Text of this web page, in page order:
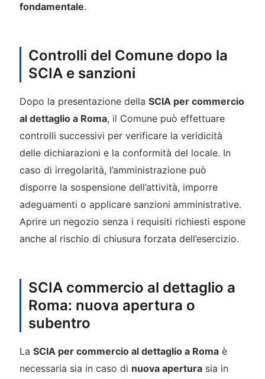
fondamentale.
Controlli del Comune dopo la
SCIA e sanzioni
Dopo la presentazione della SCIA per commercio
al dettaglio a Roma, il Comune può effettuare
controlli successivi per verificare la veridicità
delle dichiarazioni e la conformità del locale. In
caso di irregolarità, l’amministrazione può
disporre la sospensione dell’attività, imporre
adeguamenti o applicare sanzioni amministrative.
Aprire un negozio senza i requisiti richiesti espone
anche al rischio di chiusura forzata dell’esercizio.
SCIA commercio al dettaglio a
Roma: nuova apertura o
subentro
La SCIA per commercio al dettaglio a Romaè
necessaria sia in caso di nuova aperturasia in